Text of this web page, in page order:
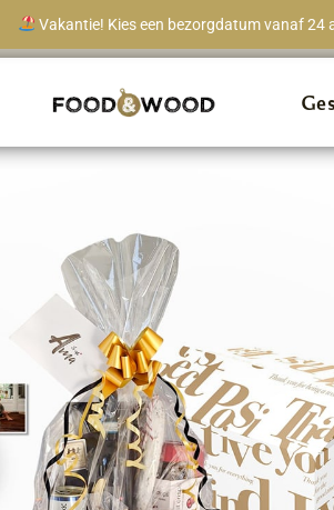
Vakantie! Kies een bezorgdatum vanaf 24